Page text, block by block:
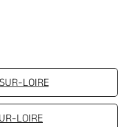
LOIRE
LOIRE